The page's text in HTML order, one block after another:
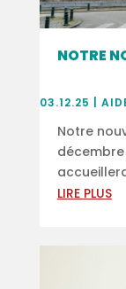
NOTRE
03.12.25
Notre
décembre
LIRE PLUS